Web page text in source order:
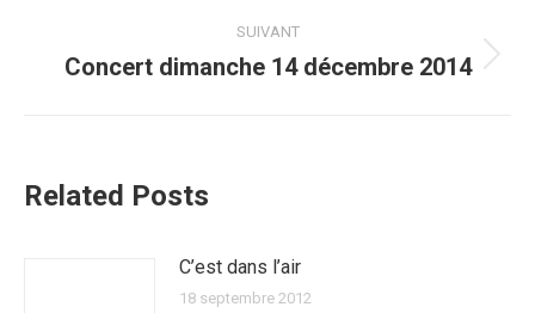
:
SUIVANT
Article
Concert dimanche 14 décembre 2014
Related Posts
C’est dans l’air
18 septembre 2012